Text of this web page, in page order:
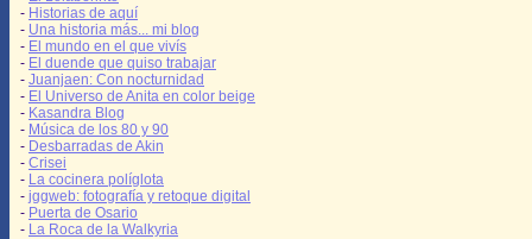
- Historias de aquí
- Una historia más... mi blog
- El mundo en el que vivís
- El duende que quiso trabajar
- Juanjaen: Con nocturnidad
- El Universo de Anita en color beige
- Kasandra Blog
- Música de los 80 y 90
- Desbarradas de Akin
- Crisei
- La cocinera políglota
- jggweb: fotografía y retoque digital
- Puerta de Osario
- La Roca de la Walkyria